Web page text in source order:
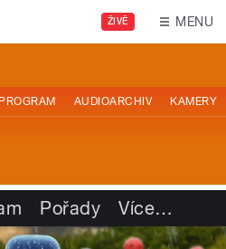
ŽIVĚ MENU
PROGRAM AUDIOARCHIV KAMERY
Pořady Více…